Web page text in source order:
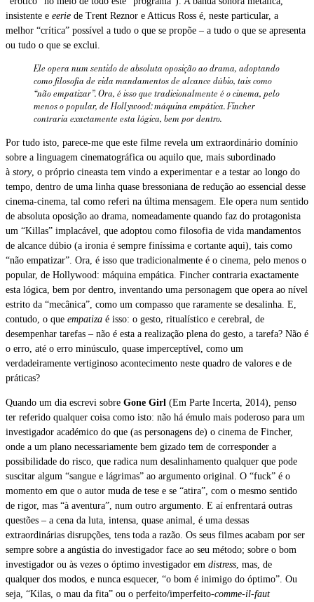
insistente e eerie de Trent Reznor e Atticus Ross é, neste particular, a
melhor “crítica” possível a tudo o que se propõe – a tudo o que se apresenta
ou tudo o que se exclui.
Ele opera num sentido de absoluta oposição ao drama, adoptando
como filosofia de vida mandamentos de alcance dúbio, tais como
“não empatizar”. Ora, é isso que tradicionalmente é o cinema, pelo
menos o popular, de Hollywood: máquina empática. Fincher
contraria exactamente esta lógica, bem por dentro.
Por tudo isto, parece-me que este filme revela um extraordinário domínio
sobre a linguagem cinematográfica ou aquilo que, mais subordinado
à story, o próprio cineasta tem vindo a experimentar e a testar ao longo do
tempo, dentro de uma linha quase bressoniana de redução ao essencial desse
cinema-cinema, tal como referi na última mensagem. Ele opera num sentido
de absoluta oposição ao drama, nomeadamente quando faz do protagonista
um “Killas” implacável, que adoptou como filosofia de vida mandamentos
de alcance dúbio (a ironia é sempre finíssima e cortante aqui), tais como
“não empatizar”. Ora, é isso que tradicionalmente é o cinema, pelo menos o
popular, de Hollywood: máquina empática. Fincher contraria exactamente
esta lógica, bem por dentro, inventando uma personagem que opera ao nível
estrito da “mecânica”, como um compasso que raramente se desalinha. E,
contudo, o que empatiza é isso: o gesto, ritualístico e cerebral, de
desempenhar tarefas – não é esta a realização plena do gesto, a tarefa? Não é
o erro, até o erro minúsculo, quase imperceptível, como um
verdadeiramente vertiginoso acontecimento neste quadro de valores e de
práticas?
Quando um dia escrevi sobre Gone Girl (Em Parte Incerta, 2014), penso
ter referido qualquer coisa como isto: não há émulo mais poderoso para um
investigador académico do que (as personagens de) o cinema de Fincher,
onde a um plano necessariamente bem gizado tem de corresponder a
possibilidade do risco, que radica num desalinhamento qualquer que pode
suscitar algum “sangue e lágrimas” ao argumento original. O “fuck” é o
momento em que o autor muda de tese e se “atira”, com o mesmo sentido
de rigor, mas “à aventura”, num outro argumento. E aí enfrentará outras
questões – a cena da luta, intensa, quase animal, é uma dessas
extraordinárias disrupções, tens toda a razão. Os seus filmes acabam por ser
sempre sobre a angústia do investigador face ao seu método; sobre o bom
investigador ou às vezes o óptimo investigador em distress , mas, de
qualquer dos modos, e nunca esquecer, “o bom é inimigo do óptimo”. Ou
seja, “Kilas, o mau da fita” ou o perfeito/imperfeito-comme-il-faut